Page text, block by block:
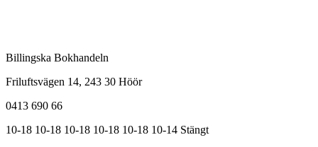
Billingska Bokhandeln
Friluftsvägen 14, 243 30 Höör
0413 690 66
10-18 10-18 10-18 10-18 10-18 10-14 Stängt